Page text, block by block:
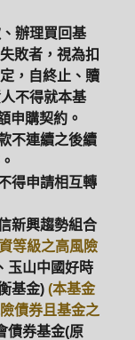
辦理買回基
敗者，視為扣
，自終止、贖
不得就本基
申購契約。
不連續之後續
得申請相互轉
新興趨勢組合
等級之高風險
玉山中國好時
基金) (本基金
債券且基金之
債券基金(原